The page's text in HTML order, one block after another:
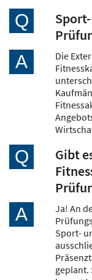
Q
A
Die
Q
Gibt
A
Ja! An
Sport-
geplant.